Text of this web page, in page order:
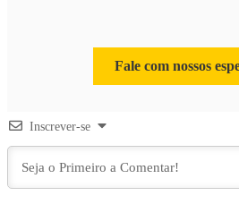
Fale com nossos
Inscrever-se